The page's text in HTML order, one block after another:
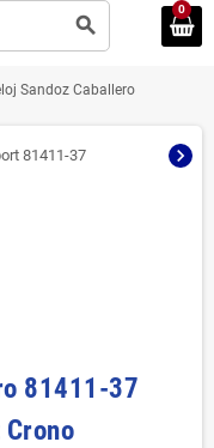
search
0
Sandoz Caballero
chevron_right
81411-37